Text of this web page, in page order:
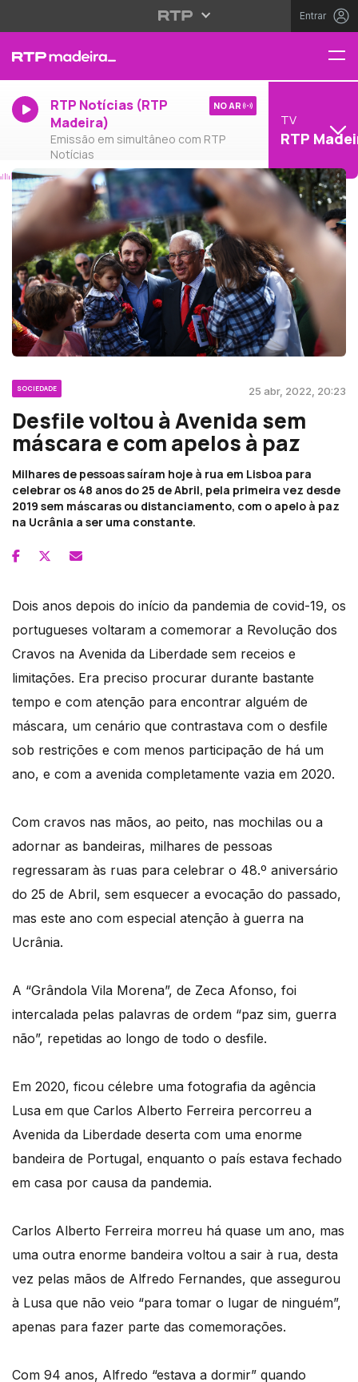
Entrar
RTP Notícias (RTP
Madeira)
Emissão em simultâneo com RTP
Notícias
NO AR
TV
RTP
SOCIEDADE 25 abr, 2022, 20:23
Desfile voltou à Avenida sem
máscara e com apelos à paz
Milhares de pessoas saíram hoje à rua em Lisboa para
celebrar os 48 anos do 25 de Abril, pela primeira vez desde
2019 sem máscaras ou distanciamento, com o apelo à paz
na Ucrânia a ser uma constante.
Dois anos depois do início da pandemia de covid-19, os
portugueses voltaram a comemorar a Revolução dos
Cravos na Avenida da Liberdade sem receios e
limitações. Era preciso procurar durante bastante
tempo e com atenção para encontrar alguém de
máscara, um cenário que contrastava com o desfile
sob restrições e com menos participação de há um
ano, e com a avenida completamente vazia em 2020.
Com cravos nas mãos, ao peito, nas mochilas ou a
adornar as bandeiras, milhares de pessoas
regressaram às ruas para celebrar o 48.º aniversário
do 25 de Abril, sem esquecer a evocação do passado,
mas este ano com especial atenção à guerra na
Ucrânia.
A “Grândola Vila Morena”, de Zeca Afonso, foi
intercalada pelas palavras de ordem “paz sim, guerra
não”, repetidas ao longo de todo o desfile.
Em 2020, ficou célebre uma fotografia da agência
Lusa em que Carlos Alberto Ferreira percorreu a
Avenida da Liberdade deserta com uma enorme
bandeira de Portugal, enquanto o país estava fechado
em casa por causa da pandemia.
Carlos Alberto Ferreira morreu há quase um ano, mas
uma outra enorme bandeira voltou a sair à rua, desta
vez pelas mãos de Alfredo Fernandes, que assegurou
à Lusa que não veio “para tomar o lugar de ninguém”,
apenas para fazer parte das comemorações.
Com 94 anos, Alfredo “estava a dormir” quando